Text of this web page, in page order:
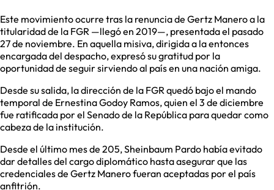
Este movimiento ocurre tras la renuncia de Gertz Manero a la
titularidad de la FGR —llegó en 2019—, presentada el pasado
27 de noviembre. En aquella misiva, dirigida a la entonces
encargada del despacho, expresó su gratitud por la
oportunidad de seguir sirviendo al país en una nación amiga.
Desde su salida, la dirección de la FGR quedó bajo el mando
temporal de Ernestina Godoy Ramos, quien el 3 de diciembre
fue ratificada por el Senado de la República para quedar como
cabeza de la institución.
Desde el último mes de 205, Sheinbaum Pardo había evitado
dar detalles del cargo diplomático hasta asegurar que las
credenciales de Gertz Manero fueran aceptadas por el país
anfitrión.